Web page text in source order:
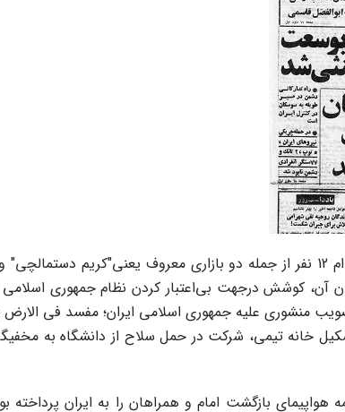
در 22 تیرماه 1360 روزنامه‌ها ضمن انتشار اعلامیه دادستانی ازاعدام 12 نفر از
آن، کوشش درجهت بی‌اعتبار کردن نظام جمهوری اسلامی
تصویب منشوری علیه جمهوری اسلامی ایران؛ مفسد
خانه تیمی، شرکت در حمل سلاح از دانشگاه به
بازگشت امام و همراهان را به ایران